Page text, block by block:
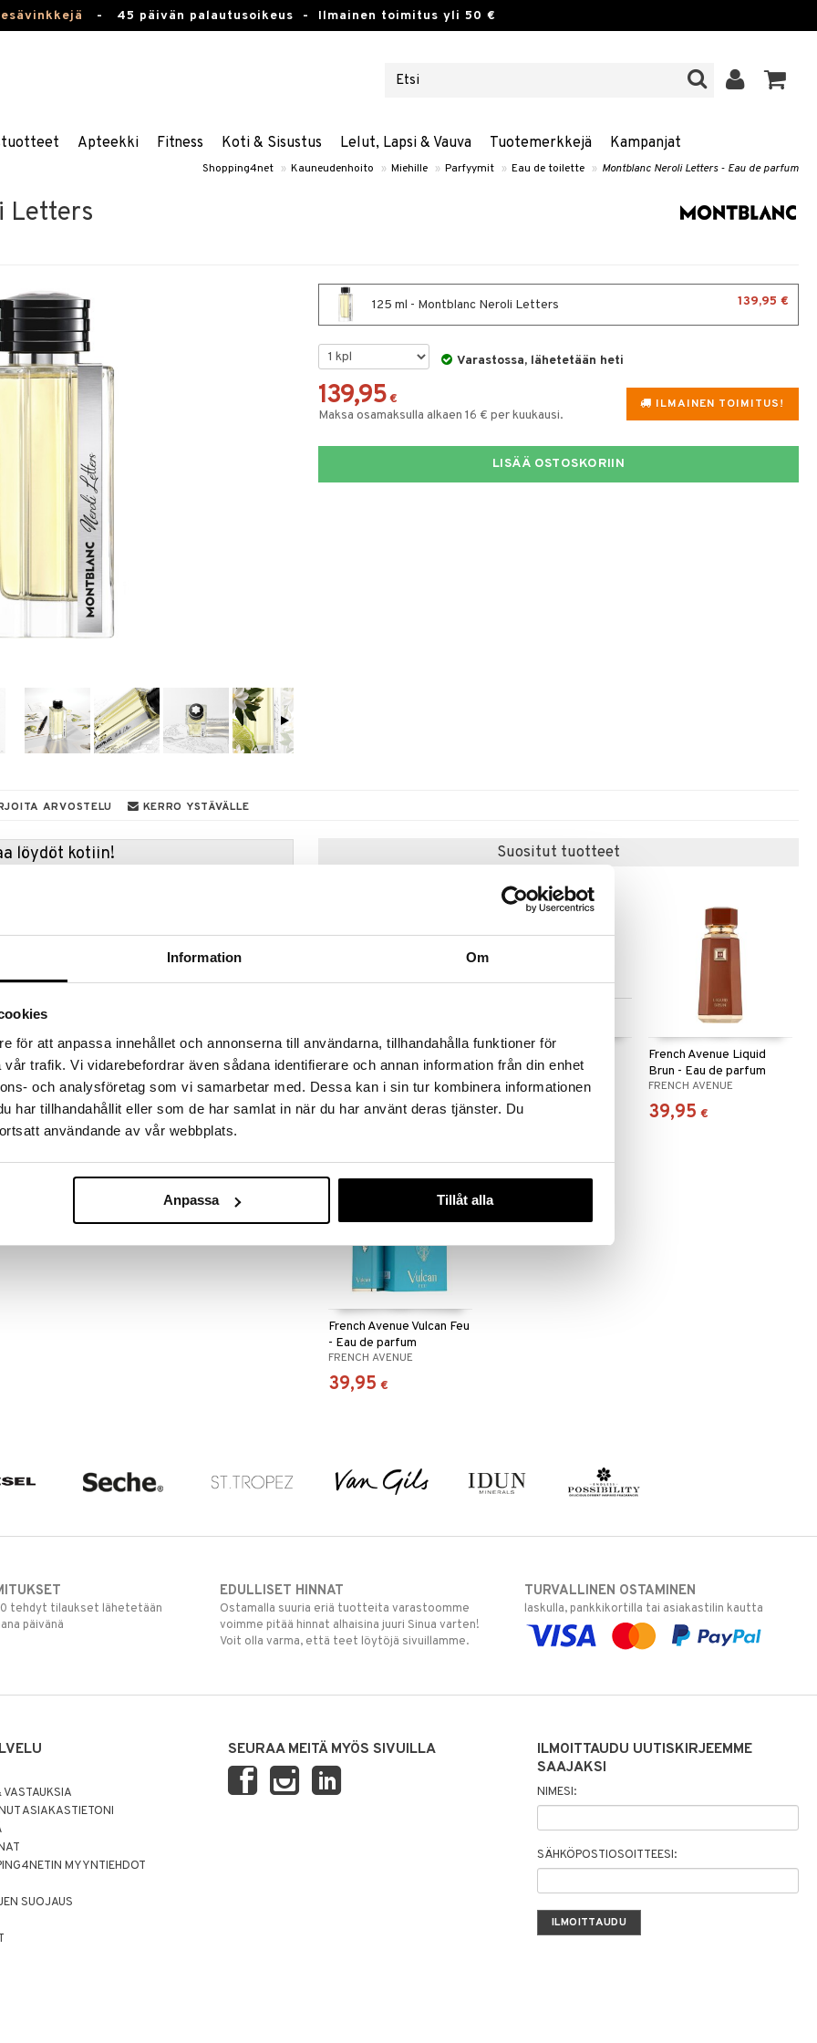
Information Om
för att anpassa innehållet och annonserna till användarna, tillhandahålla funktioner för
trafik. Vi vidarebefordrar även sådana identifierare och annan information från din enhet
och analysföretag som vi samarbetar med. Dessa kan i sin tur kombinera informationen
har tillhandahållit eller som de har samlat in när du har använt deras tjänster. Du
användande av vår webbplats.
Anpassa Tillåt alla
- 45 päivän palautusoikeus - Ilmainen toimitus yli 50 €
Apteekki Fitness Koti & Sisustus Lelut, Lapsi & Vauva Tuotemerkkejä Kampanjat
Shopping4net » Kauneudenhoito » Miehille » Parfyymit » Eau de toilette » Montblanc Neroli Letters - Eau de parfum
Letters
125 ml - Montblanc Neroli Letters 139,95 €
Varastossa, lähetetään heti
ILMAINEN TOIMITUS!
139,95 €
Maksa osamaksulla alkaen 16 € per kuukausi.
LISÄÄ OSTOSKORIIN
ARVOSTELU KERRO YSTÄVÄLLE
löydöt kotiin!
voivat päästä loppumaan!
ale-löydöt »
– Sitrus
Neroli Letters, on elinvoimaisuuden ja kukkaisen
nerolikukkien sävyillä, kirkastuu raikkailla
patsulin ja ambra pohjan kanssa.
Montblancin ikonisesta mustepullosta ja sitä
Suositut tuotteet
French Avenue After
Effect - Extrait de
parfum
FRENCH AVENUE
31,95 €
Boss Bottled - Eau de
toilette (Edt) Spray
BOSS
alk.56,95
French Avenue Liquid
Brun - Eau de parfum
FRENCH AVENUE
39,95 €
French Avenue Vulcan Feu
- Eau de parfum
FRENCH AVENUE
39,95 €
tehdyt tilaukset lähetetään
päivänä
EDULLISET HINNAT
Ostamalla suuria eriä tuotteita varastoomme
voimme pitää hinnat alhaisina juuri Sinua varten!
Voit olla varma, että teet löytöjä sivuillamme.
TURVALLINEN OSTAMINEN
laskulla, pankkikortilla tai asiakastilin kautta
ASIAKASTIETONI
MYYNTIEHDOT
SUOJAUS
SEURAA MEITÄ MYÖS SIVUILLA
ILMOITTAUDU UUTISKIRJEEMME
SAAJAKSI
NIMESI:
SÄHKÖPOSTIOSOITTEESI: